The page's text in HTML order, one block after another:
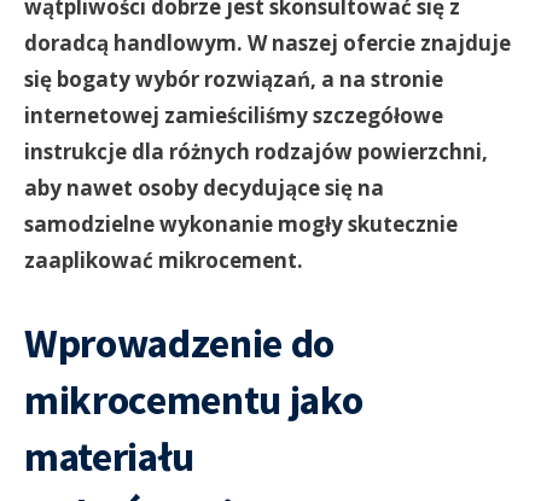
wątpliwości dobrze jest skonsultować się z
doradcą handlowym. W naszej ofercie znajduje
się bogaty wybór rozwiązań, a na stronie
internetowej zamieściliśmy szczegółowe
instrukcje dla różnych rodzajów powierzchni,
aby nawet osoby decydujące się na
samodzielne wykonanie mogły skutecznie
zaaplikować mikrocement.
Wprowadzenie do
mikrocementu jako
materiału